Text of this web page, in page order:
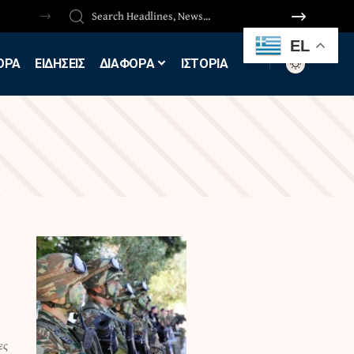
ΕΙΔΗΣΕΙΣ ΔΙΑΦΟΡΑ ΙΣΤΟΡΙΑ
EL